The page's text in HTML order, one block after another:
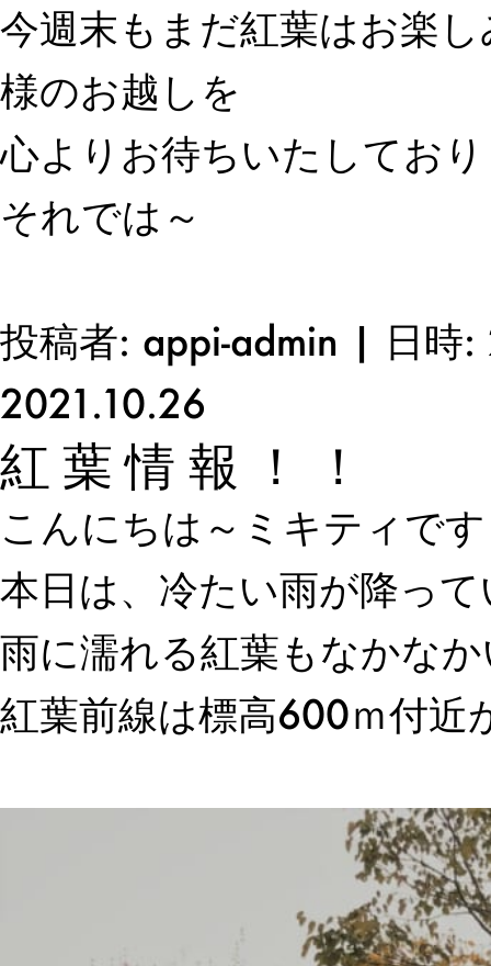
今週末もまだ紅葉はお楽
様のお越しを
心よりお待ちいたしてお
それでは～
投稿者: appi-admin | 日時
2021.10.26
紅葉情報！！
こんにちは～ミキティで
本日は、冷たい雨が降っ
雨に濡れる紅葉もなかな
紅葉前線は標高600ｍ付近